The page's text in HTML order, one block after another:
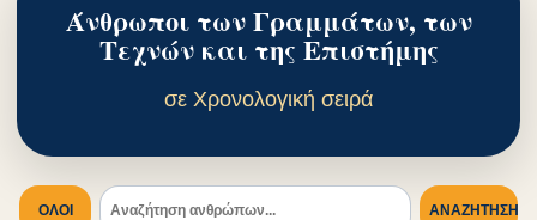
Άνθρωποι των Γραμμάτων, των
Τεχνών και της Επιστήμης
σε Χρονολογική σειρά
ΟΛΟΙ ΑΝΑΖΉΤΗΣΗ